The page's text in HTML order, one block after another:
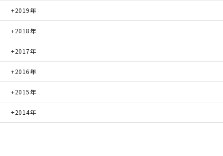
2019年
2018年
2017年
2016年
2015年
2014年